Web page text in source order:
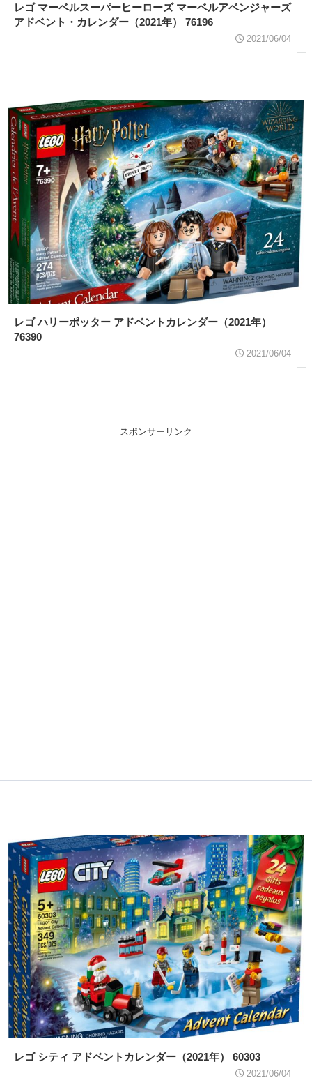
レゴ マーベルスーパーヒーローズ マーベルアベンジャーズ
アドベント・カレンダー（2021年） 76196
2021/06/04
レゴ ハリーポッター アドベントカレンダー（2021年）
76390
2021/06/04
スポンサーリンク
レゴ シティ アドベントカレンダー（2021年） 60303
2021/06/04